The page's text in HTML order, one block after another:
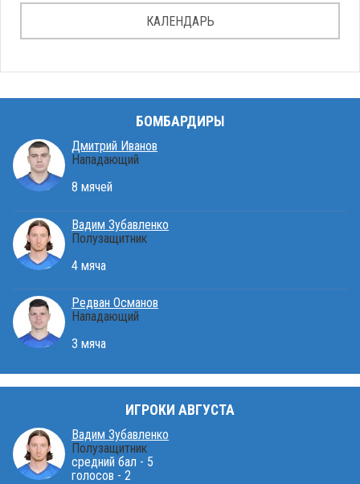
КАЛЕНДАРЬ
БОМБАРДИРЫ
Дмитрий Иванов
Нападающий
8 мячей
Вадим Зубавленко
Полузащитник
4 мяча
Редван Османов
Нападающий
3 мяча
ИГРОКИ АВГУСТА
Вадим Зубавленко
Полузащитник
средний бал - 5
голосов - 2